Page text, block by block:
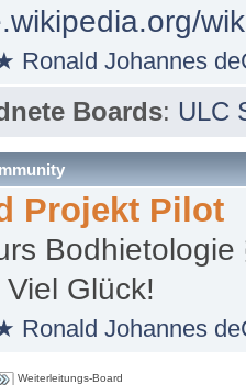
Ronald Johannes
Boards: ULC
Projekt Pilot
Glück!
Ronald Johannes
Weiterleitungs-Board